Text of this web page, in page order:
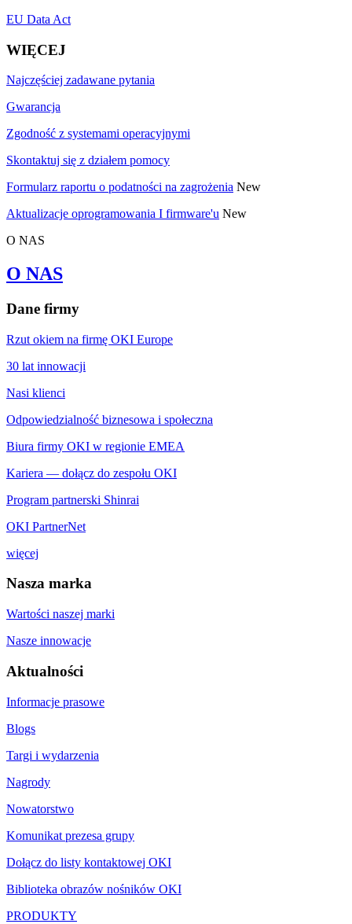
EU Data Act
WIĘCEJ
Najczęściej zadawane pytania
Gwarancja
Zgodność z systemami operacyjnymi
Skontaktuj się z działem pomocy
Formularz raportu o podatności na zagrożenia New
Aktualizacje oprogramowania I firmware'u New
O NAS
O NAS
Dane firmy
Rzut okiem na firmę OKI Europe
30 lat innowacji
Nasi klienci
Odpowiedzialność biznesowa i społeczna
Biura firmy OKI w regionie EMEA
Kariera — dołącz do zespołu OKI
Program partnerski Shinrai
OKI PartnerNet
więcej
Nasza marka
Wartości naszej marki
Nasze innowacje
Aktualności
Informacje prasowe
Blogs
Targi i wydarzenia
Nagrody
Nowatorstwo
Komunikat prezesa grupy
Dołącz do listy kontaktowej OKI
Biblioteka obrazów nośników OKI
PRODUKTY